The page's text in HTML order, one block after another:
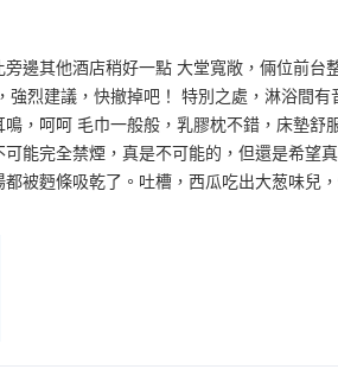
邊其他酒店稍好一點 大堂寬敞，倆位前
烈建議，快撤掉吧！ 特別之處，淋浴間
，呵呵 毛巾一般般，乳膠枕不錯，床墊舒
能完全禁煙，真是不可能的，但還是希望
被麪條吸乾了。吐槽，西瓜吃出大葱味兒